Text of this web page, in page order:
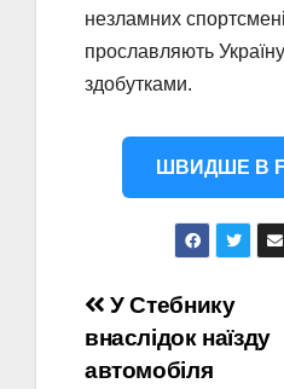
незламних
прославляють
здобутками.
ШВИДШЕ В
Навігація
записів
У Стебнику
внаслідок наїзду
автомобіля